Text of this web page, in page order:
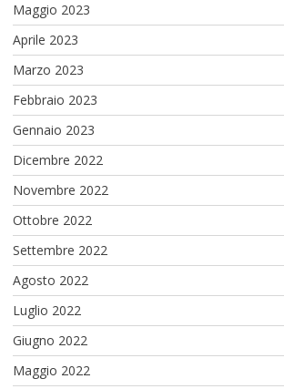
Maggio 2023
Aprile 2023
Marzo 2023
Febbraio 2023
Gennaio 2023
Dicembre 2022
Novembre 2022
Ottobre 2022
Settembre 2022
Agosto 2022
Luglio 2022
Giugno 2022
Maggio 2022